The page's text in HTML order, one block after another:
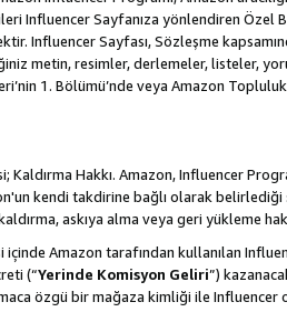
Influencer Sayfanıza yönlendiren Özel
Influencer Sayfası, Sözleşme
metin, resimler, derlemeler, listeler,
1. Bölümü’nde veya Amazon
Kaldırma Hakkı. Amazon, Influencer
kendi takdirine bağlı olarak belirlediği
askıya alma veya geri yükleme
Amazon tarafından kullanılan
(“Yerinde Komisyon Geliri”)
özgü bir mağaza kimliği ile Influencer